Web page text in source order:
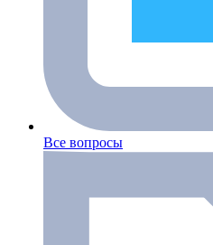
Все вопросы